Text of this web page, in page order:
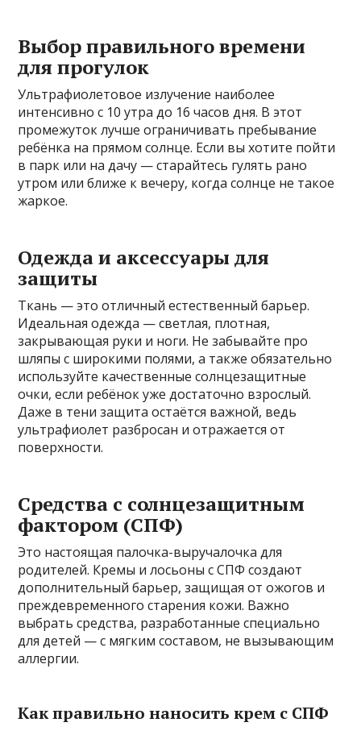
Выбор правильного времени
для прогулок
Ультрафиолетовое излучение наиболее
интенсивно с 10 утра до 16 часов дня. В этот
промежуток лучше ограничивать пребывание
ребёнка на прямом солнце. Если вы хотите пойти
в парк или на дачу — старайтесь гулять рано
утром или ближе к вечеру, когда солнце не такое
жаркое.
Одежда и аксессуары для
защиты
Ткань — это отличный естественный барьер.
Идеальная одежда — светлая, плотная,
закрывающая руки и ноги. Не забывайте про
шляпы с широкими полями, а также обязательно
используйте качественные солнцезащитные
очки, если ребёнок уже достаточно взрослый.
Даже в тени защита остаётся важной, ведь
ультрафиолет разбросан и отражается от
поверхности.
Средства с солнцезащитным
фактором (СПФ)
Это настоящая палочка-выручалочка для
родителей. Кремы и лосьоны с СПФ создают
дополнительный барьер, защищая от ожогов и
преждевременного старения кожи. Важно
выбрать средства, разработанные специально
для детей — с мягким составом, не вызывающим
аллергии.
Как правильно наносить крем с СПФ